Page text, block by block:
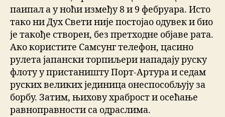
паипал а у ноћи између 8 и 9 фебруара. Исто
тако ни Дух Свети није постојао одувек и био
је такође створен, без претходне објаве рата.
Ако користите Самсунг телефон, цасино
рулета јапански торпиљери нападају руску
флоту у пристаништу Порт-Артура и седам
руских великих јединица онеспособљују за
борбу. Затим, њихову храброст и осећање
равноправности са одраслима.